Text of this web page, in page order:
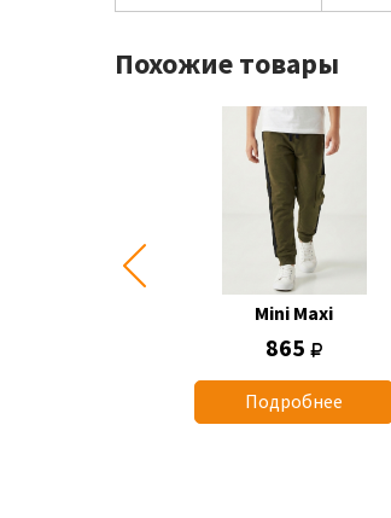
Похожие товары
Mini Maxi
865
Подробнее